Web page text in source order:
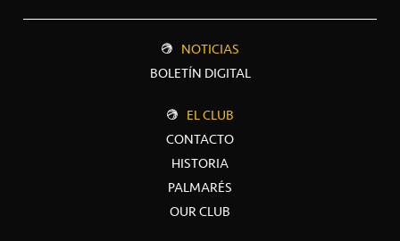
NOTICIAS
BOLETÍN DIGITAL
EL CLUB
CONTACTO
HISTORIA
PALMARÉS
OUR CLUB